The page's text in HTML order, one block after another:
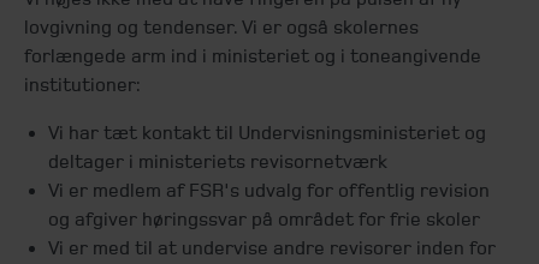
lovgivning og tendenser. Vi er også skolernes
forlængede arm ind i ministeriet og i toneangivende
institutioner:
Vi har tæt kontakt til Undervisningsministeriet og
deltager i ministeriets revisornetværk
Vi er medlem af FSR's udvalg for offentlig revision
og afgiver høringssvar på området for frie skoler
Vi er med til at undervise andre revisorer inden for